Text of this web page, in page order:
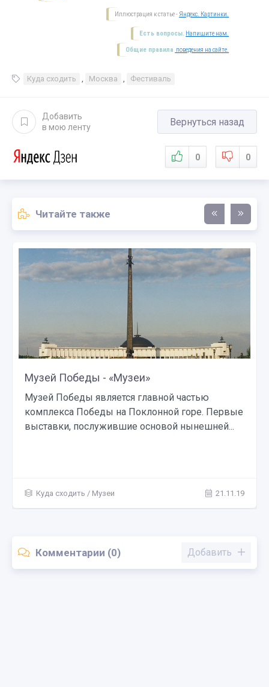
Иллюстрация к статье - Яндекс. Картинки.
Есть вопросы. Напишите нам.
Общие правила поведения на сайте.
Куда сходить , Москва , Фестиваль
Добавить
в мою ленту
Вернуться назад
0 0
Читайте также
Музей Победы - «Музеи»
Музей Победы является главной частью
комплекса Победы на Поклонной горе. Первые
выставки, послужившие основой нынешней...
Куда сходить / Музеи 21.11.19
Комментарии (0) Добавить